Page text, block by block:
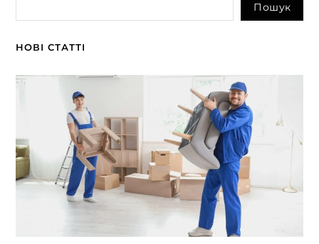
Пошук
НОВІ СТАТТІ